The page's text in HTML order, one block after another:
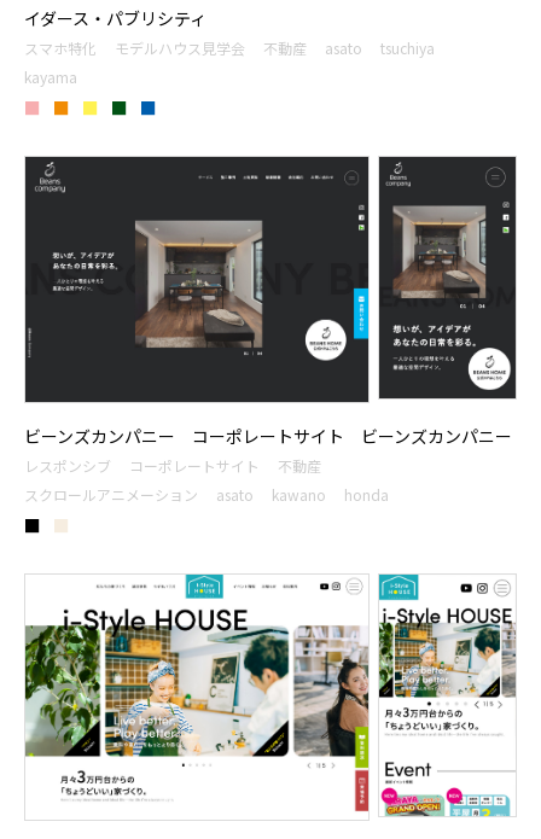
イダース・パブリシティ
スマホ特化 モデルハウス見学会 不動産 asato
tsuchiya
kayama
■ ■ ■ ■ ■
ビーンズカンパニー コーポレートサイト ビーンズカンパニー
レスポンシブ コーポレートサイト
不動産
スクロールアニメーション
asato kawano honda
■ ■